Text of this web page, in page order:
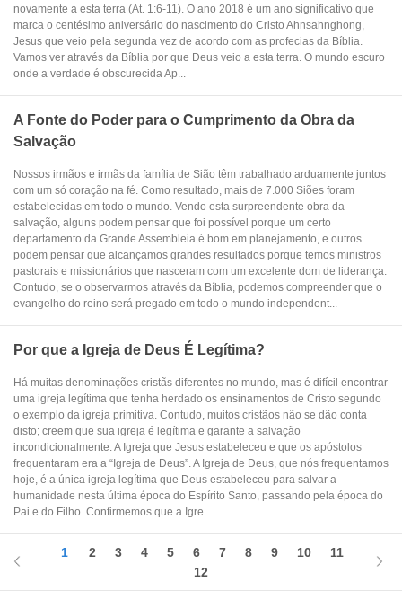
novamente a esta terra (At. 1:6-11). O ano 2018 é um ano significativo que
marca o centésimo aniversário do nascimento do Cristo Ahnsahnghong,
Jesus que veio pela segunda vez de acordo com as profecias da Bíblia.
Vamos ver através da Bíblia por que Deus veio a esta terra. O mundo escuro
onde a verdade é obscurecida Ap...
A Fonte do Poder para o Cumprimento da Obra da
Salvação
Nossos irmãos e irmãs da família de Sião têm trabalhado arduamente juntos
com um só coração na fé. Como resultado, mais de 7.000 Siões foram
estabelecidas em todo o mundo. Vendo esta surpreendente obra da
salvação, alguns podem pensar que foi possível porque um certo
departamento da Grande Assembleia é bom em planejamento, e outros
podem pensar que alcançamos grandes resultados porque temos ministros
pastorais e missionários que nasceram com um excelente dom de liderança.
Contudo, se o observarmos através da Bíblia, podemos compreender que o
evangelho do reino será pregado em todo o mundo independent...
Por que a Igreja de Deus É Legítima?
Há muitas denominações cristãs diferentes no mundo, mas é difícil encontrar
uma igreja legítima que tenha herdado os ensinamentos de Cristo segundo
o exemplo da igreja primitiva. Contudo, muitos cristãos não se dão conta
disto; creem que sua igreja é legítima e garante a salvação
incondicionalmente. A Igreja que Jesus estabeleceu e que os apóstolos
frequentaram era a “Igreja de Deus”. A Igreja de Deus, que nós frequentamos
hoje, é a única igreja legítima que Deus estabeleceu para salvar a
humanidade nesta última época do Espírito Santo, passando pela época do
Pai e do Filho. Confirmemos que a Igre...
1 2 3 4 5 6 7 8 9 10
11
12